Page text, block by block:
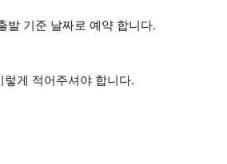
발 기준 날짜로 예약 합니다.
게 적어주셔야 합니다.